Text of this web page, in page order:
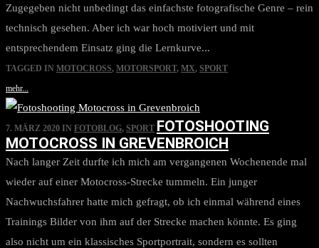
Zugegeben nicht unbedingt das einfachste fotografische Genre – rein
technisch gesehen. Aber ich war hoch motiviert und mit
entsprechendem Einsatz ging die Lernkurve...
TAGGED IN MOTOCROSS, MOTORSPORT, MX, SPORT
mehr...
7. MÄRZ 2020 IN FOTOBLOG, SPORT FOTOSHOOTING
MOTOCROSS IN GREVENBROICH
Nach langer Zeit durfte ich mich am vergangenen Wochenende mal
wieder auf einer Motocross-Strecke tummeln. Ein junger
Nachwuchsfahrer hatte mich gefragt, ob ich einmal während eines
Trainings Bilder von ihm auf der Strecke machen könnte. Es ging
also nicht um ein klassisches Sportportrait, sondern es sollten